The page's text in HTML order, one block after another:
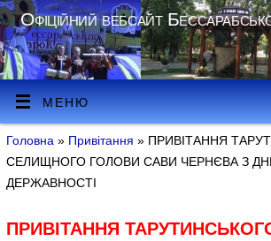
Офіційний вебсайт
МЕНЮ
Головна » Привітання » ПРИВІТАННЯ
СЕЛИЩНОГО ГОЛОВИ САВИ ЧЕРНЄВА З
ДЕРЖАВНОСТІ
ПРИВІТАННЯ